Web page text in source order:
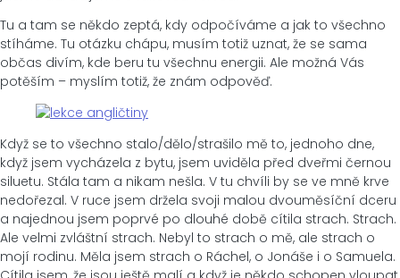
Tu a tam se někdo zeptá, kdy odpočíváme a jak to všechno
stíháme. Tu otázku chápu, musím totiž uznat, že se sama
občas divím, kde beru tu všechnu energii. Ale možná Vás
potěším – myslím totiž, že znám odpověď.
Když se to všechno stalo/dělo/strašilo mě to, jednoho dne,
když jsem vycházela z bytu, jsem uviděla před dveřmi černou
siluetu. Stála tam a nikam nešla. V tu chvíli by se ve mně krve
nedořezal. V ruce jsem držela svoji malou dvouměsíční dceru
a najednou jsem poprvé po dlouhé době cítila strach. Strach.
Ale velmi zvláštní strach. Nebyl to strach o mě, ale strach o
mojí rodinu. Měla jsem strach o Ráchel, o Jonáše i o Samuela.